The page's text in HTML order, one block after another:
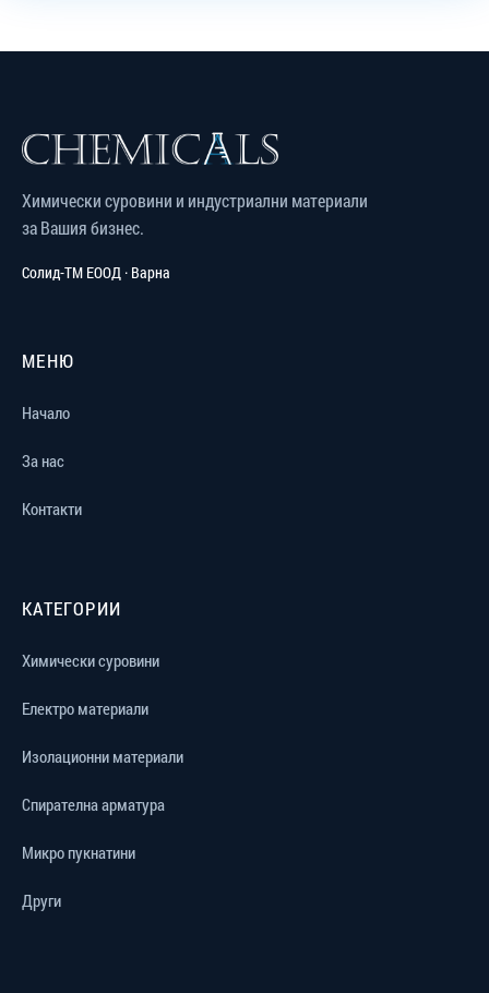
Химически суровини и индустриални материали
за Вашия бизнес.
Солид-ТМ ЕООД · Варна
МЕНЮ
Начало
За нас
Контакти
КАТЕГОРИИ
Химически суровини
Електро материали
Изолационни материали
Спирателна арматура
Микро пукнатини
Други